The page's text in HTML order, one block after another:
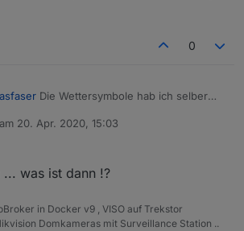
0
Die Wettersymbole hab ich selber
aus...
20. Apr. 2020, 15:03
von
was ist dann !?
in Docker v9 , VISO auf Trekstor
Domkameras mit Surveillance Station ..